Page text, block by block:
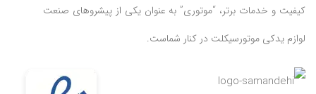
کیفیت و خدمات برتر، “موتوری” به عنوان یکی از پیشروهای صنعت
لوازم یدکی موتورسیکلت در کنار شماست.